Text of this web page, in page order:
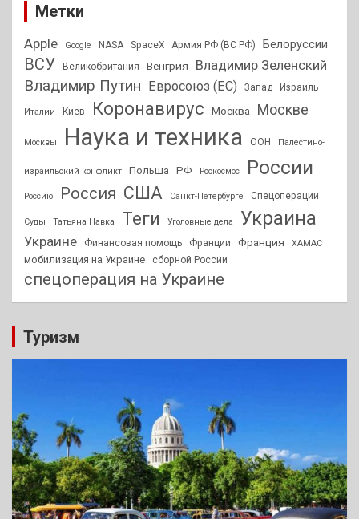
Метки
Apple Google NASA SpaceX Армия РФ (ВС РФ) Белоруссии
ВСУ Великобритания Венгрия Владимир Зеленский
Владимир Путин Евросоюз (ЕС) Запад Израиль
Италии Киев Коронавирус Москва Москве
Москвы Наука и техника ООН Палестино-
израильский конфликт Польша РФ Роскосмос России
Россию Россия США Санкт-Петербурге Спецоперации
Суды Татьяна Навка Теги Уголовные дела Украина
Украине Финансовая помощь Франции Франция ХАМАС
мобилизация на Украине сборной России
спецоперация на Украине
Туризм